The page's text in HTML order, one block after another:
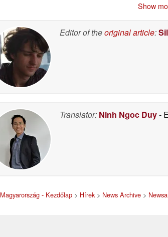
07/
Show
Editor of theoriginal article:
Translator: Ninh Ngoc Duy-
Magyarország - Kezdőlap> Hírek> News Archive>